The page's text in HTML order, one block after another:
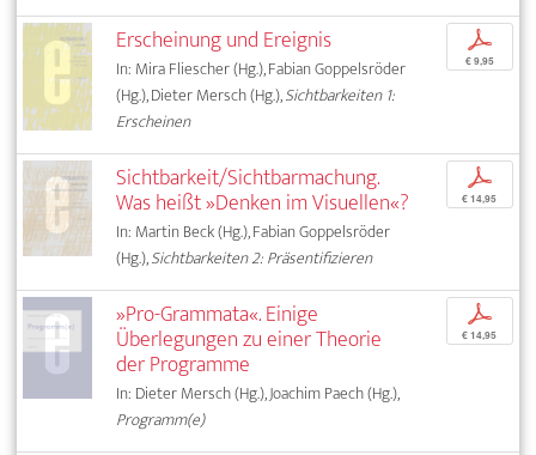
Erscheinung und Ereignis
In: Mira Fliescher (Hg.), Fabian Goppelsröder
(Hg.), Dieter Mersch (Hg.),Sichtbarkeiten 1:
Erscheinen
p
€ 9,95
Sichtbarkeit/Sichtbarmachung.
Was heißt »Denken im Visuellen«?
In: Martin Beck (Hg.), Fabian Goppelsröder
(Hg.),Sichtbarkeiten 2: Präsentifizieren
p
€ 14,95
»Pro-Grammata«. Einige
Überlegungen zu einer Theorie
der Programme
In: Dieter Mersch (Hg.), Joachim Paech (Hg.),
Programm(e)
p
€ 14,95